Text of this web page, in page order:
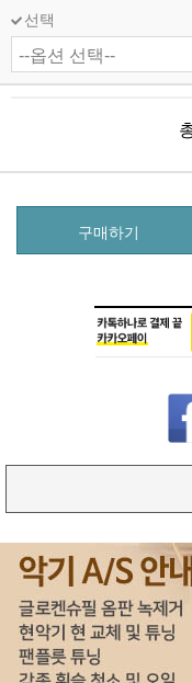
선택
구매하기